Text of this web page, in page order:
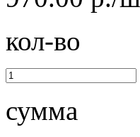
кол-во
сумма